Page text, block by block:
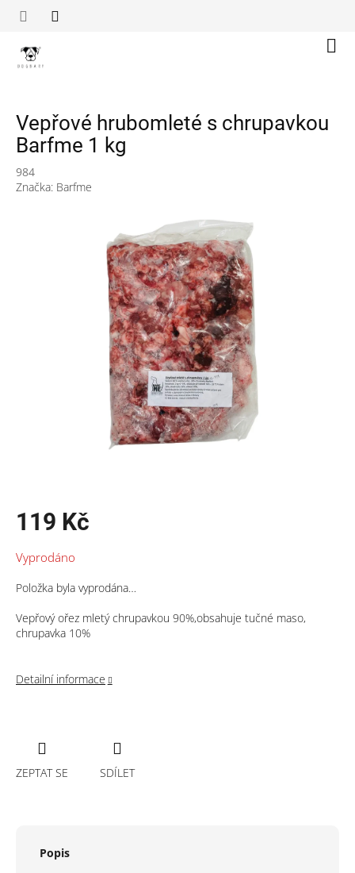
Vepřové hrubomleté s chrupavkou
Barfme 1 kg
984
Značka: Barfme
119 Kč
cena:
Vyprodáno
Položka byla vyprodána…
Vepřový ořez mletý chrupavkou 90%,obsahuje tučné maso,
chrupavka 10%
Detailní informace
ZEPTAT SE SDÍLET
Popis